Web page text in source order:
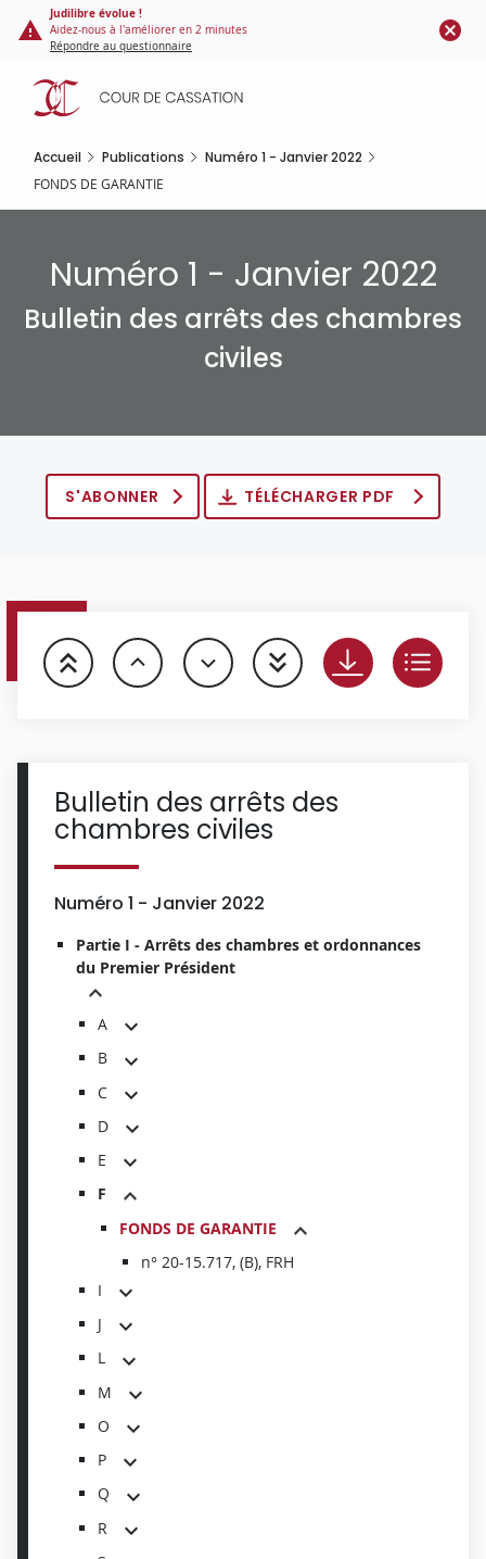
Panneau de gestion des cookies
contenu
principal
Judilibre évolue !
Aidez-nous à l'améliorer en 2 minutes
Répondre au questionnaire
Accueil Publications Numéro 1 - Janvier 2022
FONDS DE GARANTIE
Numéro 1 - Janvier 2022
Bulletin des arrêts des chambres
civiles
S'ABONNER TÉLÉCHARGER PDF
Bulletin des arrêts des
chambres civiles
Numéro 1 - Janvier 2022
Partie I - Arrêts des chambres et ordonnances
du Premier Président
A
B
C
D
E
F
FONDS DE GARANTIE
n° 20-15.717, (B), FRH
I
J
L
M
O
P
Q
R